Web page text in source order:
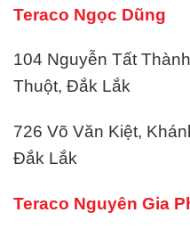
Teraco Ngọc Dũng
104 Nguyễn Tất
Thuột, Đắk Lắk
726 Võ Văn Kiệt,
Đắk Lắk
Teraco Nguyên Gia